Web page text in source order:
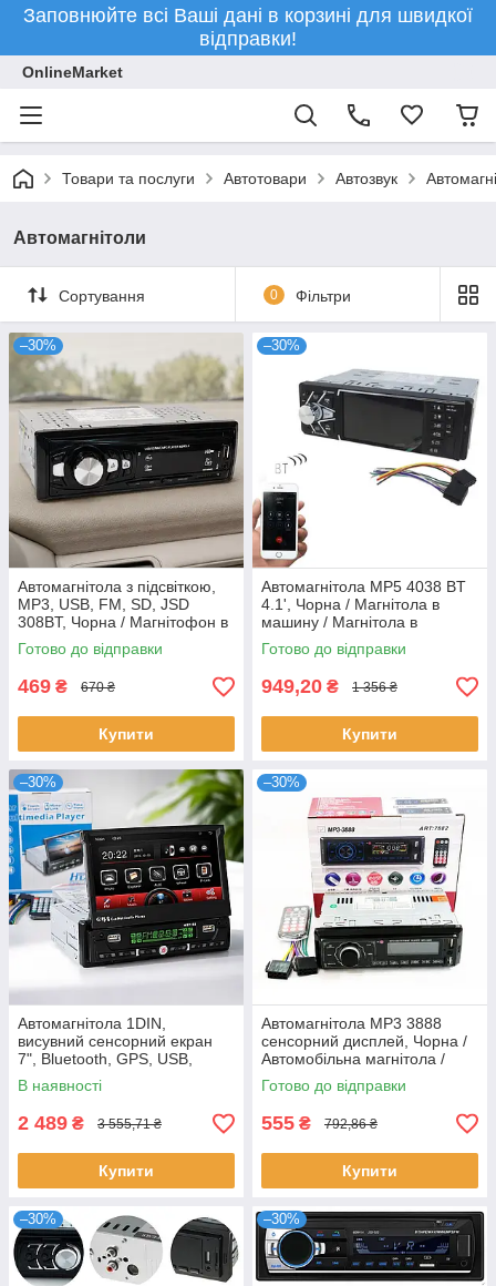
Заповнюйте всі Ваші дані в корзині для швидкої
відправки!
OnlineMarket
Товари та послуги Автотовари Автозвук
Автомагнітоли
Сортування 0 Фільтри
–30%
Автомагнітола з підсвіткою,
MP3, USB, FM, SD, JSD
308BT, Чорна / Магнітофон в
авто / Автомобільна
магнітола
Готово до відправки
469 ₴ 670 ₴
Купити
–30%
Автомагнітола MP5 4038 BT
4.1', Чорна / Магнітола в
машину / Магнітола в
автомобіль
Готово до відправки
949,20 ₴ 1 356 ₴
Купити
–30%
Автомагнітола 1DIN,
висувний сенсорний екран
7", Bluetooth, GPS, USB,
пульт, WZ 7102 , Чорна /
Мультимедіа в авто / MP5
В наявності
2 489 ₴ 3 555,71 ₴
Купити
–30%
Автомагнітола MP3 3888
сенсорний дисплей, Чорна /
Автомобільна магнітола /
Магнітола в автомобіль
Готово до відправки
555 ₴ 792,86 ₴
Купити
–30% –30%